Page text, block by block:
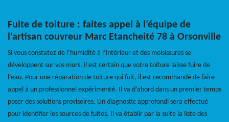
Fuite de toiture : faites appel à l’équipe de
l’artisan couvreur Marc Etancheité 78 à Orsonville
Si vous constatez de l’humidité à l’intérieur et des moisissures se
développent sur vos murs, il est certain que votre toiture laisse fuire de
l’eau. Pour une réparation de toiture qui fuit, il est recommandé de faire
appel à un professionnel expérimenté. Il va d’abord dans un premier temps
poser des solutions provisoires. Un diagnostic approfondi sera effectué
pour identifier les sources de fuites. Il va établir par la suite la liste des